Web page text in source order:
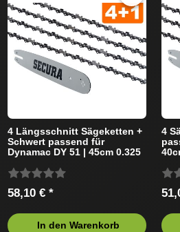
4 Längsschnitt Sägeketten +
Schwert passend für
Dynamac DY 51 | 45cm 0.325
58,10 € *
In den Warenkorb
4